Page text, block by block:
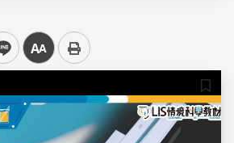
中
儲存